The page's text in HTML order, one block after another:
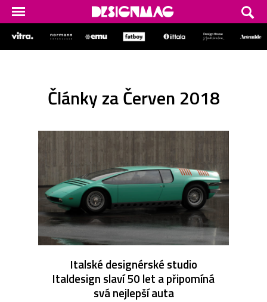
Články za Červen 2018
Italské designérské studio
Italdesign slaví 50 let a připomíná
svá nejlepší auta